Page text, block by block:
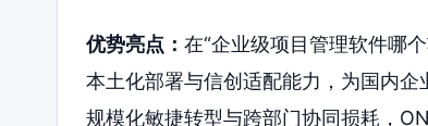
优势亮点： 在“企业级项目管理软件哪
本土化部署与信创适配能力，为国内
规模化敏捷转型与跨部门协同损耗，